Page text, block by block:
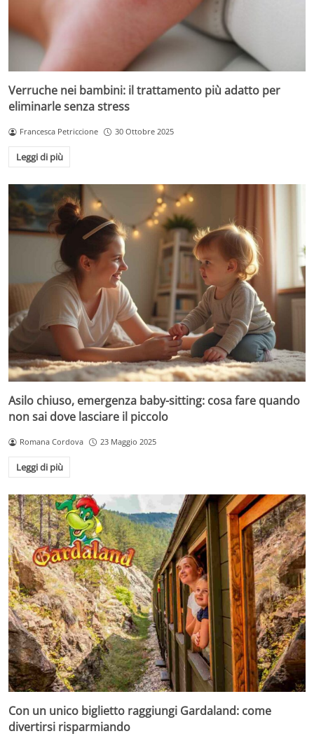
Verruche nei bambini: il trattamento più adatto per
eliminarle senza stress
Francesca Petriccione 30 Ottobre 2025
Leggi di più
Asilo chiuso, emergenza baby-sitting: cosa fare quando
non sai dove lasciare il piccolo
Romana Cordova 23 Maggio 2025
Leggi di più
Con un unico biglietto raggiungi Gardaland: come
divertirsi risparmiando